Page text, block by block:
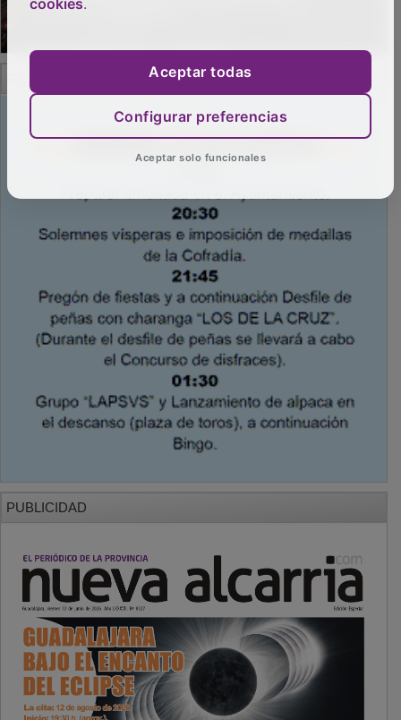
PUBLICIDAD
cookies.
Aceptar todas
Configurar preferencias
Aceptar solo funcionales